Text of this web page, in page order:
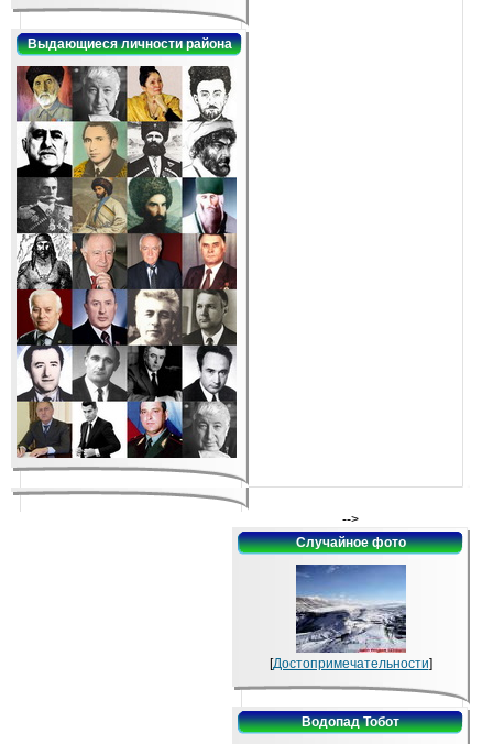
Выдающиеся личности района
-->
Случайное фото
[Достопримечательности]
Водопад Тобот